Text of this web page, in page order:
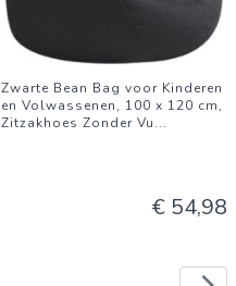
Zwarte Bean Bag voor Kinderen
en Volwassenen, 100 x 120 cm,
Zitzakhoes Zonder Vu...
€ 54,98